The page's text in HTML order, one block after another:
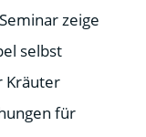
zeige
selbst
Kräuter
für